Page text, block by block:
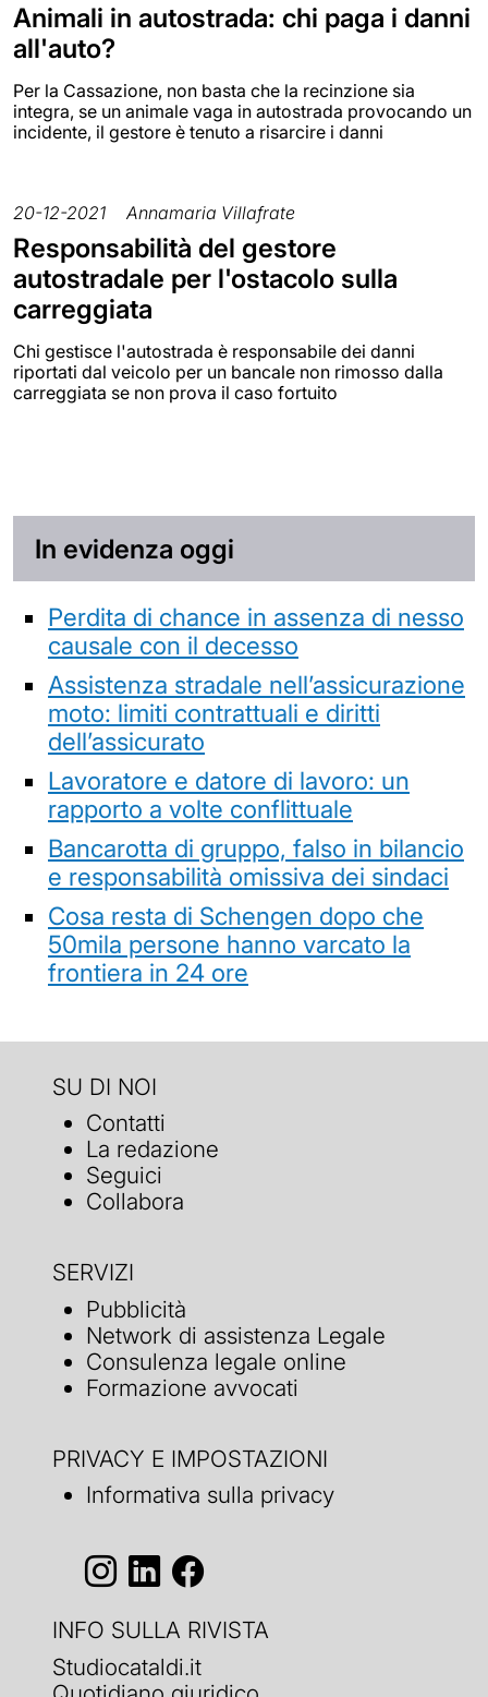
Animali in autostrada: chi paga i danni
all'auto?
Per la Cassazione, non basta che la recinzione sia
integra, se un animale vaga in autostrada provocando un
incidente, il gestore è tenuto a risarcire i danni
20-12-2021 Annamaria Villafrate
Responsabilità del gestore
autostradale per l'ostacolo sulla
carreggiata
Chi gestisce l'autostrada è responsabile dei danni
riportati dal veicolo per un bancale non rimosso dalla
carreggiata se non prova il caso fortuito
In evidenza oggi
Perdita di chance in assenza di nesso
causale con il decesso
Assistenza stradale nell’assicurazione
moto: limiti contrattuali e diritti
dell’assicurato
Lavoratore e datore di lavoro: un
rapporto a volte conflittuale
Bancarotta di gruppo, falso in bilancio
e responsabilità omissiva dei sindaci
Cosa resta di Schengen dopo che
50mila persone hanno varcato la
frontiera in 24 ore
SU DI NOI
Contatti
La redazione
Seguici
Collabora
SERVIZI
Pubblicità
Network di assistenza Legale
Consulenza legale online
Formazione avvocati
PRIVACY E IMPOSTAZIONI
Informativa sulla privacy
INFO SULLA RIVISTA
Studiocataldi.it